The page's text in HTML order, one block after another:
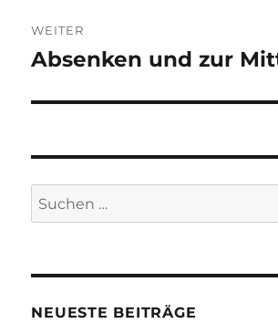
WEITER
Nächster
Absenken und zur
Suchen
nach:
NEUESTE BEITRÄGE